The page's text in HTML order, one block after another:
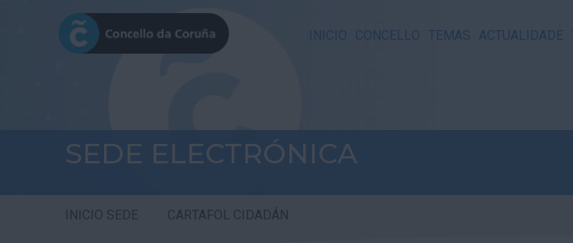
INICIO CONCELLO TEMAS ACTUALIDADE
SEDE ELECTRÓNICA
INICIO SEDE CARTAFOL CIDADÁN